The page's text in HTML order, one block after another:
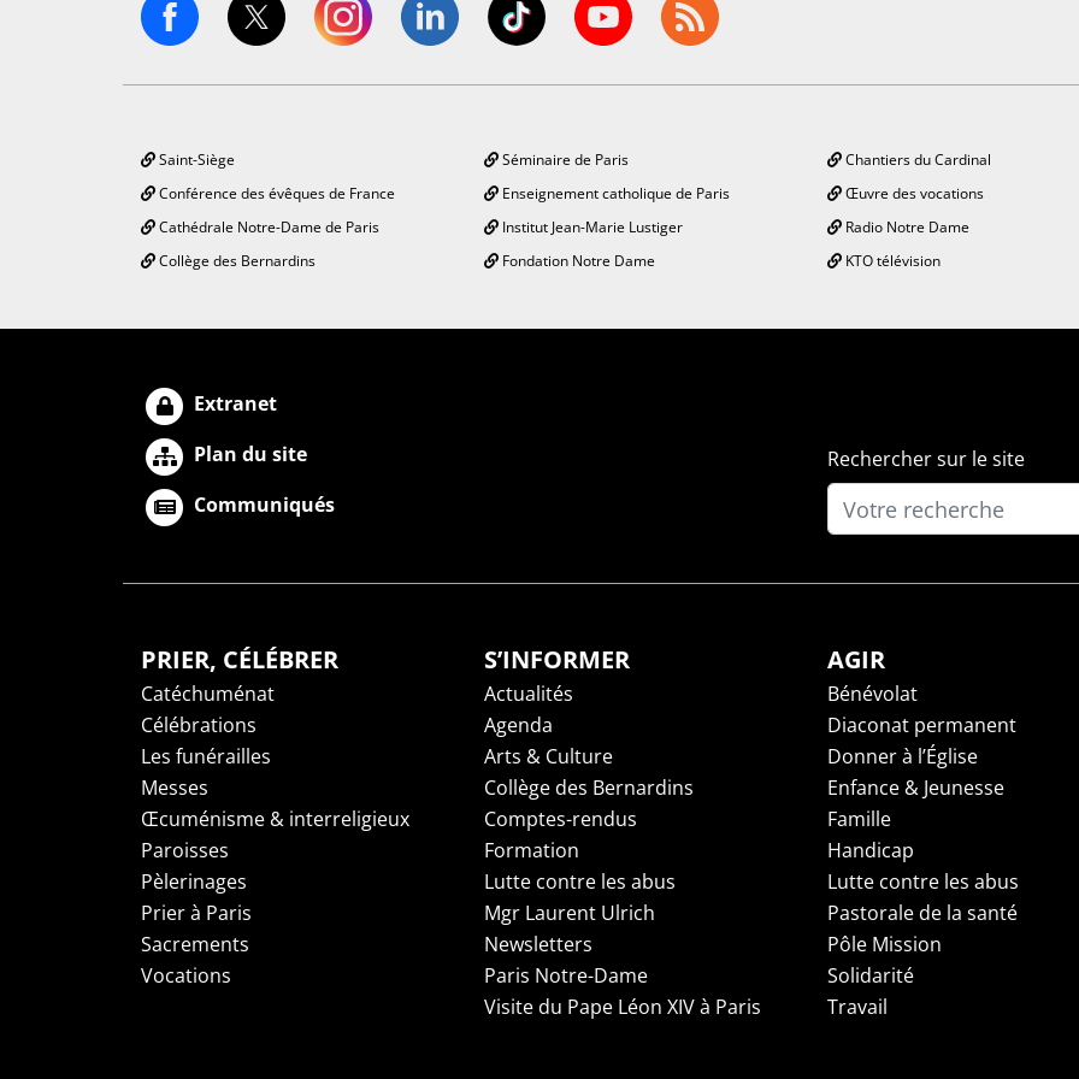
Saint-Siège
Conférence des évêques de France
Cathédrale Notre-Dame de Paris
Collège des Bernardins
Séminaire de Paris
Enseignement catholique de Paris
Institut Jean-Marie Lustiger
Fondation Notre Dame
Chantiers du Cardinal
Œuvre des vocations
Radio Notre Dame
KTO télévision
Extranet
Plan du site
Communiqués
Rechercher sur le site
PRIER, CÉLÉBRER
Catéchuménat
Célébrations
Les funérailles
Messes
Œcuménisme & interreligieux
Paroisses
Pèlerinages
Prier à Paris
Sacrements
Vocations
S’INFORMER
Actualités
Agenda
Arts & Culture
Collège des Bernardins
Comptes-rendus
Formation
Lutte contre les abus
Mgr Laurent Ulrich
Newsletters
Paris Notre-Dame
Visite du Pape Léon XIV à Paris
AGIR
Bénévolat
Diaconat permanent
Donner à l’Église
Enfance & Jeunesse
Famille
Handicap
Lutte contre les abus
Pastorale de la santé
Pôle Mission
Solidarité
Travail